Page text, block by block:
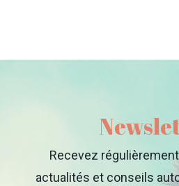
Recevez
actualités et conseils